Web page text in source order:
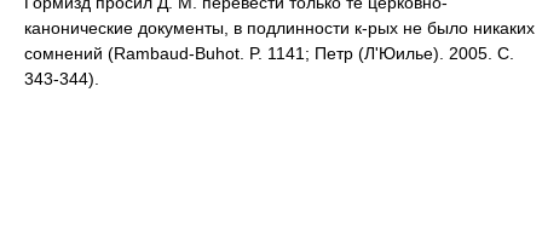
канонические документы, в подлинности к-рых не было никаких
сомнений (Rambaud-Buhot. P. 1141; Петр (Л'Юилье). 2005. С.
343-344).